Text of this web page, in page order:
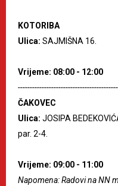
KOTORIBA
Ulica: SAJMIŠNA 16.
Vrijeme: 08:00 - 12:00
ČAKOVEC
Ulica: JOSIPA
par. 2-4.
Vrijeme: 09:00 - 11:00
Napomena: Radovi na NN